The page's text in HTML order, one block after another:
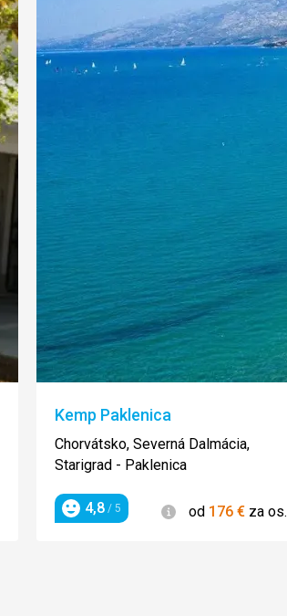
Kemp Paklenica
Chorvátsko, Severná Dalmácia,
Starigrad - Paklenica
Hodnotenie
4,8 / 5 Informácie
od 176 € za os.